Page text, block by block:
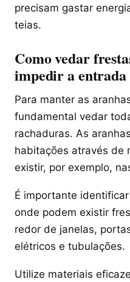
precisam gastar
teias.
Como vedar
impedir a entrada
Para manter as
fundamental vedar
rachaduras. As
habitações através de
existir, por exemplo,
É importante
onde podem existir
redor de janelas,
elétricos e tubulações.
Utilize materiais